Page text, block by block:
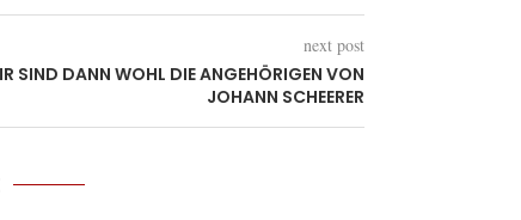
next post
SIND DANN WOHL DIE ANGEHÖRIGEN VON
JOHANN SCHEERER